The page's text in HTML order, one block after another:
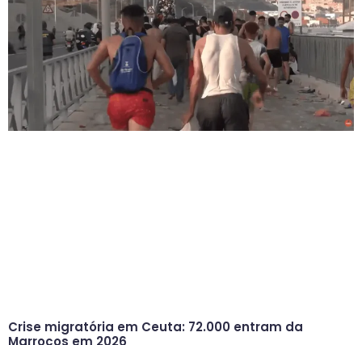
Crise migratória em Ceuta: 72.000 entram da